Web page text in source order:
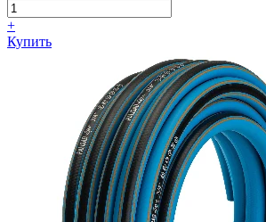
+
Купить